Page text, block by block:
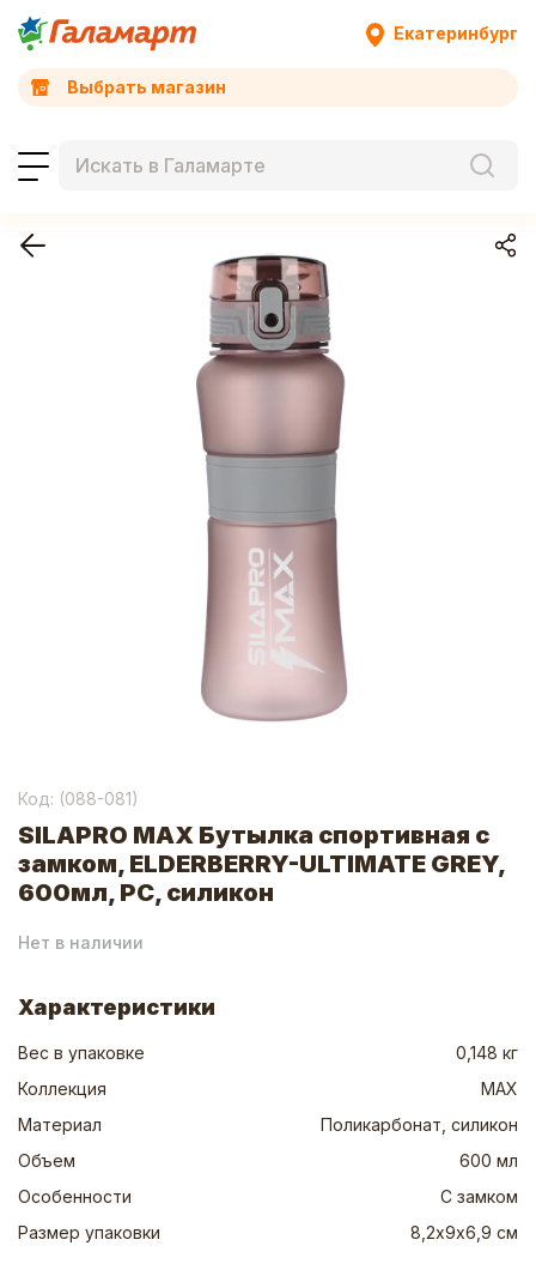
Екатеринбург
Выбрать магазин
Код: (088-081)
SILAPRO MAX Бутылка спортивная с
замком, ELDERBERRY-ULTIMATE GREY,
600мл, РС, силикон
Нет в наличии
Характеристики
Вес в упаковке
0,148 кг
Коллекция
MAX
Материал
Поликарбонат, силикон
Объем
600 мл
Особенности
С замком
Размер упаковки
8,2х9х6,9 см